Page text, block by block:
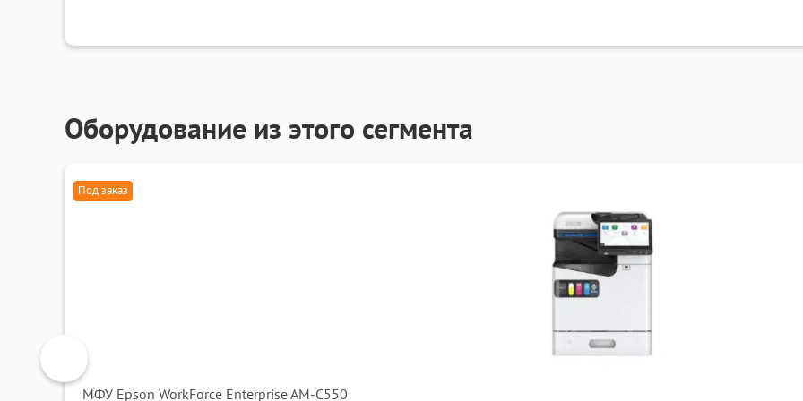
Оборудование из этого сегмента
Под заказ
МФУ Epson WorkForce Enterprise AM-C550